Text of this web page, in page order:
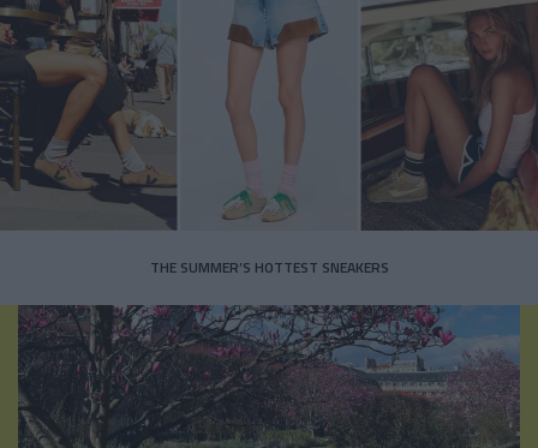
THE SUMMER’S HOTTEST SNEAKERS